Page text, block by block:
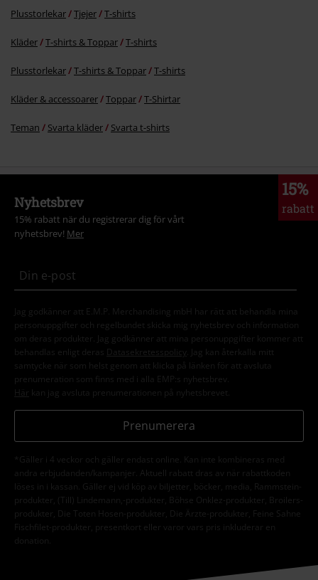
Plusstorlekar Tjejer T-shirts
Kläder T-shirts & Toppar T-shirts
Plusstorlekar T-shirts & Toppar T-shirts
Kläder & accessoarer Toppar T-Shirtar
Teman Svarta kläder Svarta t-shirts
15%
rabatt
Nyhetsbrev
15% rabatt när du registrerar dig för vårt
nyhetsbrev! Mer
Jag godkänner att E.M.P. Merchandising mbH har rätt att behandla mina
personuppgifter och regelbundet skicka mig nyhetsbrev och information
om deras produkter. Jag godkänner att mina personuppgifter kommer att
behandlas enligt deras
Datasekretesspolicy
. Jag kan återkalla mitt
samtycke när som helst genom att klicka på länken för att avsluta
prenumeration som finns med i alla EMP:s nyhetsbrev.
Här kan jag avsluta prenumerationen på nyhetsbrevet.
Prenumerera
*Gäller i 4 veckor och gäller endast online. Kan inte kombineras med
andra erbjudanden/kampanjer. Aktuell rabatt dras av när rabattkoden
löses in i kassan. Gäller ej vid köp av biljetter, böcker, media, Rammstein-
produkter, (Till) Lindemann,-produkter, Böhse Onklez-produkter, Broilers-
produkter, Die Toten Hosen-produkter, Die Ärzte-produkter, Feine Sahne
Fischfilet-produkter, presentkort eller varor vars pris inkluderar en
donation.